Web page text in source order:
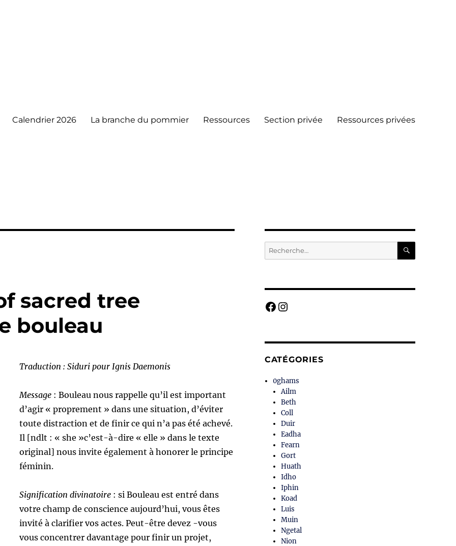
Calendrier 2026 La branche du pommier Ressources Section privée Ressources privées
sacred tree
bouleau
Traduction : Siduri pour Ignis Daemonis
Message : Bouleau nous rappelle qu’il est important
d’agir « proprement » dans une situation, d’éviter
toute distraction et de finir ce qui n’a pas été achevé.
Il [ndlt : « she »c’est-à-dire « elle » dans le texte
original] nous invite également à honorer le principe
féminin.
Signification divinatoire : si Bouleau est entré dans
votre champ de conscience aujourd’hui, vous êtes
invité à clarifier vos actes. Peut-être devez -vous
vous concentrer davantage pour finir un projet,
Recherche
pour :
Facebook
Instagram
CATÉGORIES
0ghams
Ailm
Beth
Coll
Duir
Eadha
Fearn
Gort
Huath
Idho
Iphin
Koad
Luis
Muin
Ngetal
Nion